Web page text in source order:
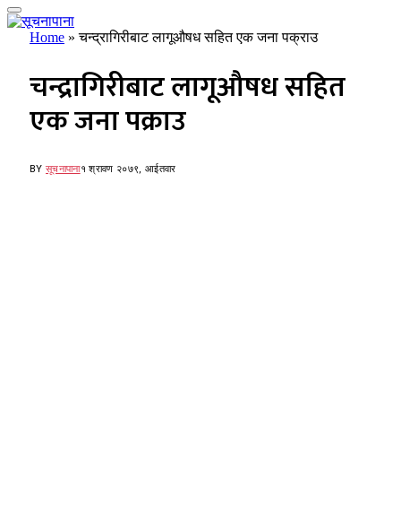
Home »चन्द्रागिरीबाट लागूऔषध सहित एक जना पक्राउ
चन्द्रागिरीबाट लागूऔषध सहित
एक जना पक्राउ
BY सूचनापाना१ श्रावण २०७९, आईतवार